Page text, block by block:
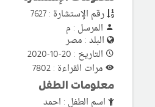
رقم الإستشارة : 7627
المرسل : م
البلد : مصر
التاريخ : 20-10-2020
مرات القراءة : 7802
معلومات الطفل
اسم الطفل : احمد